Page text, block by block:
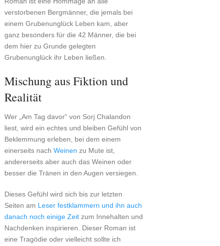
verstorbenen Bergmänner, die jemals bei
einem Grubenunglück Leben kam, aber
ganz besonders für die 42 Männer, die bei
dem hier zu Grunde gelegten
Grubenunglück ihr Leben ließen.
Mischung aus Fiktion und
Realität
Wer „Am Tag davor“ von Sorj Chalandon
liest, wird ein echtes und bleiben Gefühl von
Beklemmung erleben, bei dem einem
einerseits nach Weinen zu Mute ist,
andererseits aber auch das Weinen oder
besser die Tränen in den Augen versiegen.
Dieses Gefühl wird sich bis zur letzten
Seiten am Leser festklammern und ihn auch
danach noch einige Zeitzum Innehalten und
Nachdenken inspirieren. Dieser Roman ist
eine Tragödie oder vielleicht sollte ich